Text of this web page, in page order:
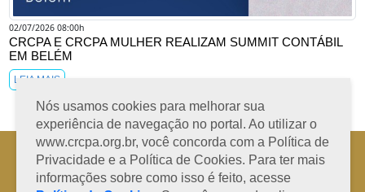
02/07/2026 08:00h
CRCPA E CRCPA MULHER REALIZAM SUMMIT CONTÁBIL
EM BELÉM
LEIA MAIS
Nós usamos cookies para melhorar sua
experiência de navegação no portal. Ao utilizar o
www.crcpa.org.br, você concorda com a Política de
Privacidade e a Política de Cookies. Para ter mais
informações sobre como isso é feito, acesse
Horário de Atendimento: 08h às 12h e 13h às 17h de segunda à sexta-
feira
Fone: +55 91 3202-4150 | E-mail: protocolo@crcpa.org.br